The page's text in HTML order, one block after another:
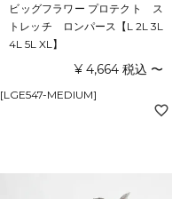
ビッグフラワー プロテクト ス
トレッチ ロンパース【L 2L 3L
4L 5L XL】
¥ 4,664 税込 〜
[LGE547-MEDIUM]